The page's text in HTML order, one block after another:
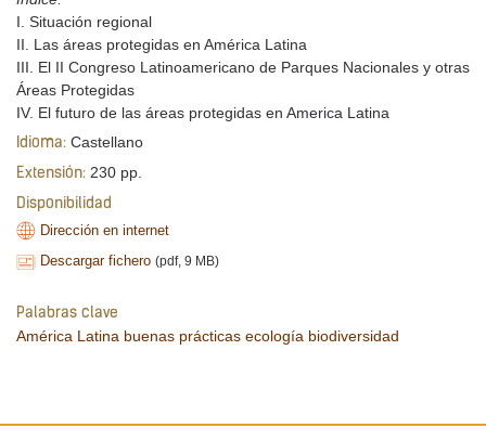
I. Situación regional
II. Las áreas protegidas en América Latina
III. El II Congreso Latinoamericano de Parques Nacionales y otras
Áreas Protegidas
IV. El futuro de las áreas protegidas en America Latina
Idioma: Castellano
Extensión: 230 pp.
Disponibilidad
Dirección en internet
Descargar fichero (pdf, 9 MB)
Palabras clave
América Latina buenas prácticas ecología biodiversidad